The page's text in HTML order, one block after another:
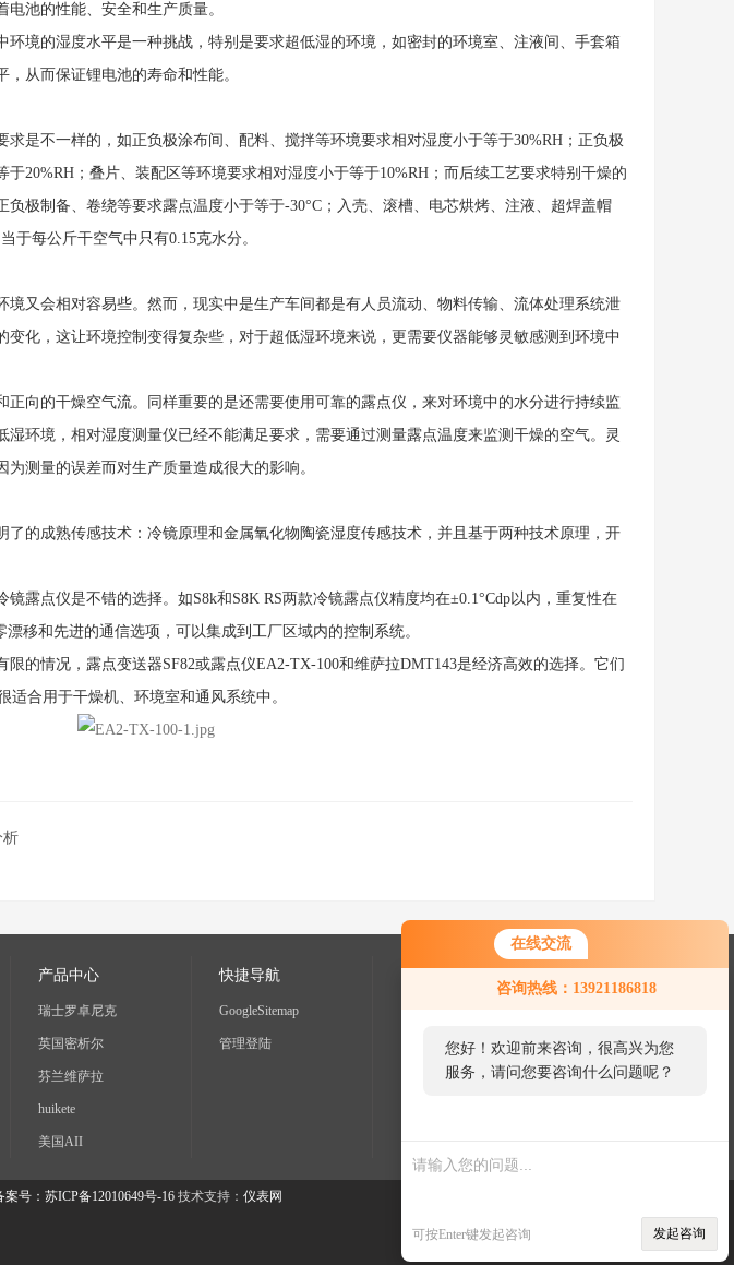
在线交流
咨询热线：13921186818
您好！欢迎前来咨询，很高兴为您
服务，请问您要咨询什么问题呢？
可按Enter键发起咨询 发起咨询
池的性能、安全和生产质量。
境的湿度水平是一种挑战，特别是要求超低湿的环境，如密封的环境室、注液间、手套箱
从而保证锂电池的寿命和性能。
不一样的，如正负极涂布间、配料、搅拌等环境要求相对湿度小于等于30%RH；正负极
20%RH；叠片、装配区等环境要求相对湿度小于等于10%RH；而后续工艺要求特别干燥的
极制备、卷绕等要求露点温度小于等于-30°C；入壳、滚槽、电芯烘烤、注液、超焊盖帽
于每公斤干空气中只有0.15克水分。
又会相对容易些。然而，现实中是生产车间都是有人员流动、物料传输、流体处理系统泄
化，这让环境控制变得复杂些，对于超低湿环境来说，更需要仪器能够灵敏感测到环境中
的干燥空气流。同样重要的是还需要使用可靠的露点仪，来对环境中的水分进行持续监
环境，相对湿度测量仪已经不能满足要求，需要通过测量露点温度来监测干燥的空气。灵
测量的误差而对生产质量造成很大的影响。
的成熟传感技术：冷镜原理和金属氧化物陶瓷湿度传感技术，并且基于两种技术原理，开
点仪是不错的选择。如S8k和S8K RS两款冷镜露点仪精度均在±0.1°Cdp以内，重复性在
移和先进的通信选项，可以集成到工厂区域内的控制系统。
情况，露点变送器SF82或露点仪EA2-TX-100和维萨拉DMT143是经济高效的选择。它们
适合用于干燥机、环境室和通风系统中。
析
产品中心
瑞士罗卓尼克
英国密析尔
芬兰维萨拉
huikete
美国AII
快捷导航
GoogleSitemap
管理登陆
案号：苏ICP备12010649号-16技术支持： 仪表网